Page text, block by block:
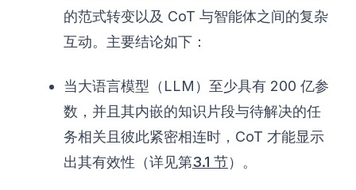
的范式转变以及 CoT 与智能体之间的复杂
互动。主要结论如下：
当大语言模型（LLM）至少具有 200 亿参
数，并且其内嵌的知识片段与待解决的任
务相关且彼此紧密相连时，CoT 才能显示
出其有效性（详见第3.1 节）。